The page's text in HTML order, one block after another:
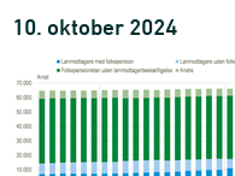
10. oktober 2024